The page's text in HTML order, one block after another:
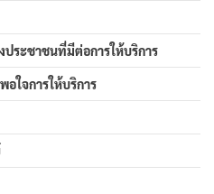
ระชาชนที่มีต่อการให้บริการ
อใจการให้บริการ